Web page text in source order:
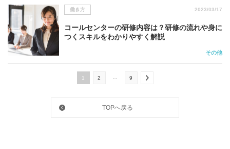
働き方 2023/03/17
コールセンターの研修内容は？研修の流れや身に
つくスキルをわかりやすく解説
その他
1 2 9
TOPへ戻る